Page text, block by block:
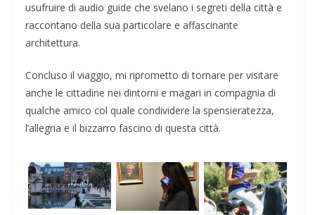
usufruire di audio guide che svelano i segreti della città e
raccontano della sua particolare e affascinante
architettura.
Concluso il viaggio, mi riprometto di tornare per visitare
anche le cittadine nei dintorni e magari in compagnia di
qualche amico col quale condividere la spensieratezza,
l’allegria e il bizzarro fascino di questa città.